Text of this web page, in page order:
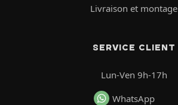
Livraison et montage
SERVICE CLIENT
Lun-Ven 9h-17h
WhatsApp